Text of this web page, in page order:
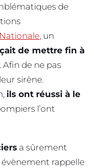
de
, un
de mettre fin à
de ne pas
sirène.
ils ont réussi à le
l’ont
a sûrement
évènement rappelle